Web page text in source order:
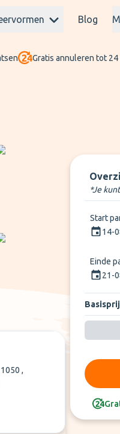
Blog
Gratis annuleren tot 24
,
*Je
Start
14-
Einde
21-